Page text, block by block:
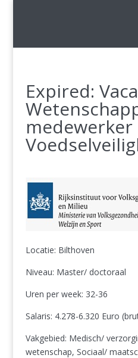
Expired:
medewerker
Locatie: Bilthoven
Niveau: Master/ doctoraal
Uren per week: 32-36
Salaris: 4.278-6.320 Euro
Vakgebied: Medisch/
wetenschap, Sociaal/